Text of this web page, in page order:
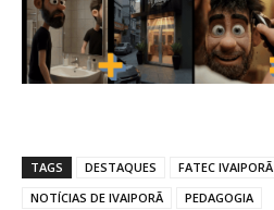
TAGS DESTAQUES FATEC IVAIPORÃ
NOTÍCIAS DE IVAIPORÃ
PEDAGOGIA